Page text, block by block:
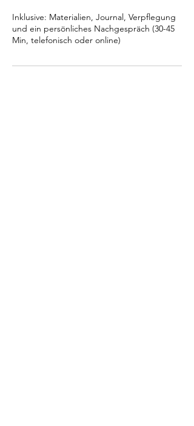
Inklusive: Materialien, Journal, Verpflegung
und ein persönliches Nachgespräch (30-45
Min, telefonisch oder online)